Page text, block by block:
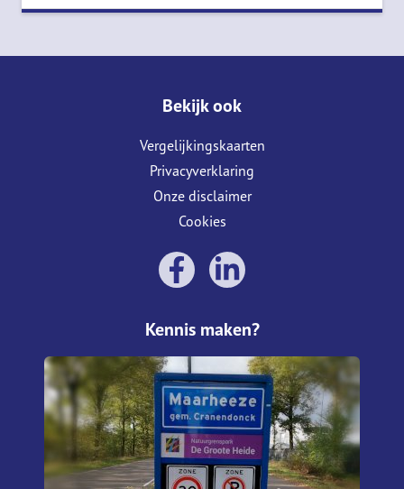
Bekijk ook
Vergelijkingskaarten
Privacyverklaring
Onze disclaimer
Cookies
Kennis maken?